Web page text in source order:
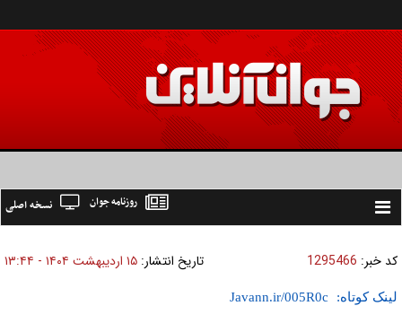
Toggle
نسخه اصلی روزنامه جوان
کد خبر: 1295466 تاریخ انتشار: ۱۵ ارديبهشت ۱۴۰۴ - ۱۳:۴۴
لینک کوتاه: